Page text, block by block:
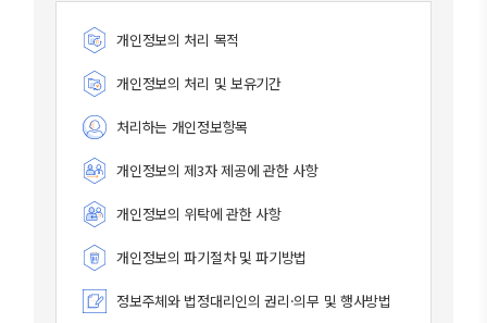
개인정보의 처리 목적
개인정보의 처리 및 보유기간
처리하는 개인정보항목
개인정보의 제3자 제공에 관한 사항
개인정보의 위탁에 관한 사항
개인정보의 파기절차 및 파기방법
정보주체와 법정대리인의 권리·의무 및 행사방법